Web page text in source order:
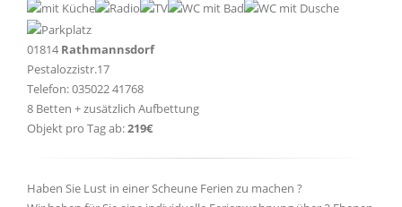
01814 Rathmannsdorf
Pestalozzistr.17
Telefon: 035022 41768
8 Betten + zusätzlich Aufbettung
Objekt pro Tag ab:219€
Haben Sie Lust in einer Scheune Ferien zu machen ?